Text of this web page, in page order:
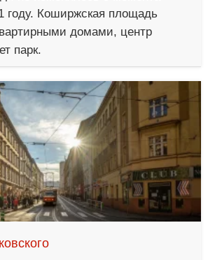
году. Коширжская площадь
домами, центр
парк.